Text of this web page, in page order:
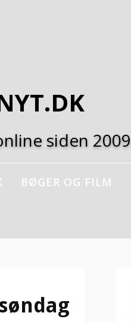
siden 2009
BØGER OG FILM